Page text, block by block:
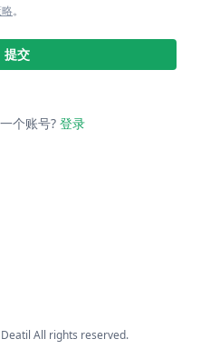
。
提交
个账号? 登录
All rights reserved.